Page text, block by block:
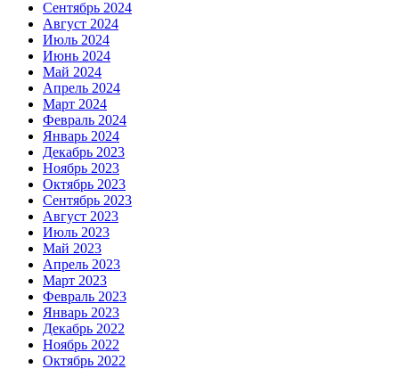
Сентябрь 2024
Август 2024
Июль 2024
Июнь 2024
Май 2024
Апрель 2024
Март 2024
Февраль 2024
Январь 2024
Декабрь 2023
Ноябрь 2023
Октябрь 2023
Сентябрь 2023
Август 2023
Июль 2023
Май 2023
Апрель 2023
Март 2023
Февраль 2023
Январь 2023
Декабрь 2022
Ноябрь 2022
Октябрь 2022